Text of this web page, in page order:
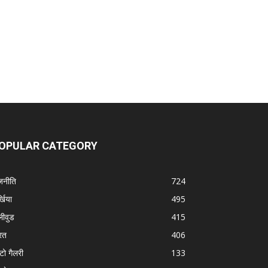
CATEGORY
724
495
415
406
गैलरी
133